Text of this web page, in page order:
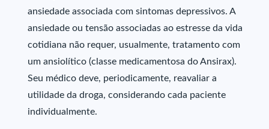
ansiedade associada com sintomas depressivos. A
ansiedade ou tensão associadas ao estresse da vida
cotidiana não requer, usualmente, tratamento com
um ansiolítico (classe medicamentosa do Ansirax).
Seu médico deve, periodicamente, reavaliar a
utilidade da droga, considerando cada paciente
individualmente.